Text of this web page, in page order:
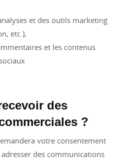
et des outils marketing
etc.),
et les contenus
des
?
votre consentement
des communications